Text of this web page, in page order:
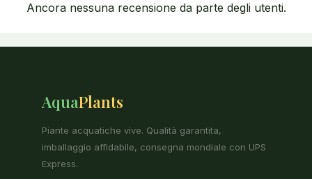
Ancora nessuna recensione da parte degli utenti.
AquaPlants
Piante acquatiche vive. Qualità garantita,
imballaggio affidabile, consegna mondiale con UPS
Express.